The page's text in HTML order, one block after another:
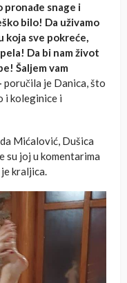
pronađe snage i
bilo! Da uživamo
koja sve pokreće,
Da bi nam život
Šaljem vam
poručila je Danica, što
i koleginice i
Mićalović, Dušica
su joj u komentarima
kraljica.